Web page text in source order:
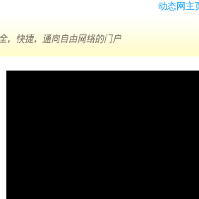
动态网主